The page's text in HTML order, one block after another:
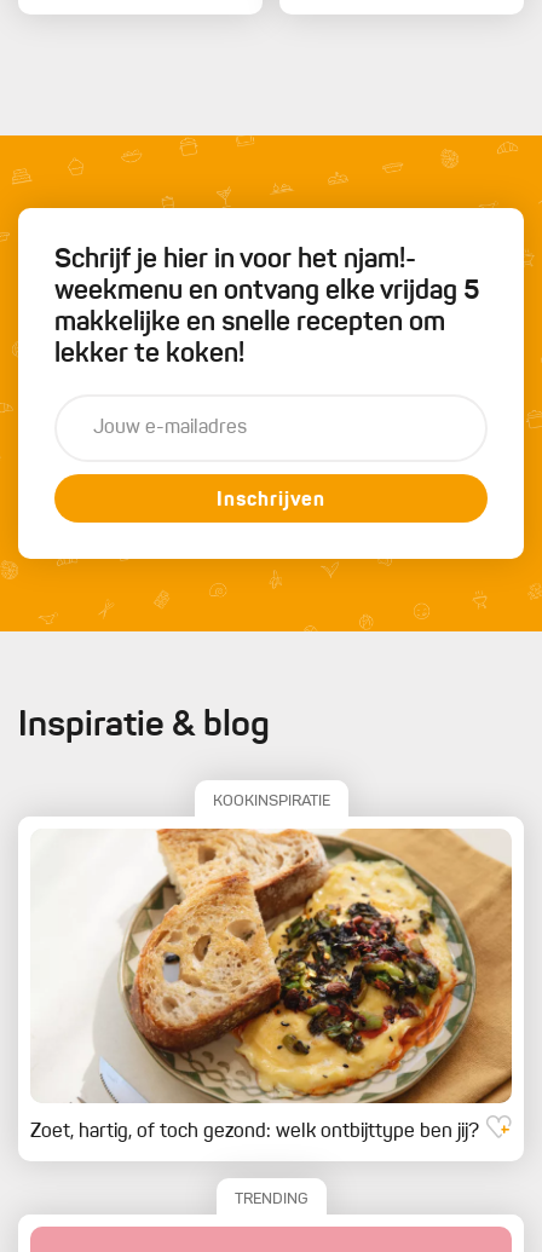
Schrijf je hier in voor het njam!-
weekmenu en ontvang elke vrijdag 5
makkelijke en snelle recepten om
lekker te koken!
Inschrijven
Inspiratie & blog
KOOKINSPIRATIE
Zoet, hartig, of toch gezond: welk ontbijttype ben jij?
TRENDING